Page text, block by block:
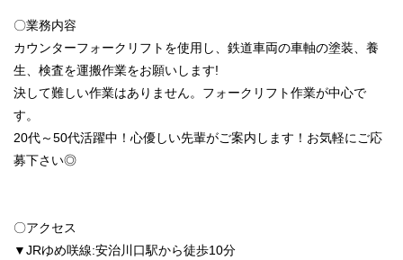
〇業務内容
カウンターフォークリフトを使用し、鉄道車両の車軸の塗装、養
生、検査を運搬作業をお願いします!
決して難しい作業はありません。フォークリフト作業が中心で
す。
20代～50代活躍中！心優しい先輩がご案内します！お気軽にご応
募下さい◎
〇アクセス
▼JRゆめ咲線:安治川口駅から徒歩10分